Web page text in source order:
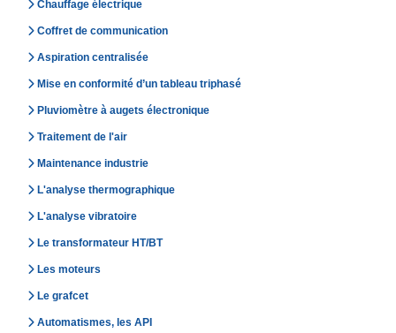
Chauffage électrique
Coffret de communication
Aspiration centralisée
Mise en conformité d’un tableau triphasé
Pluviomètre à augets électronique
Traitement de l'air
Maintenance industrie
L'analyse thermographique
L'analyse vibratoire
Le transformateur HT/BT
Les moteurs
Le grafcet
Automatismes, les API